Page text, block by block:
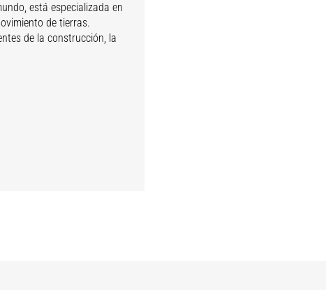
está especializada en
de tierras.
de la construcción, la